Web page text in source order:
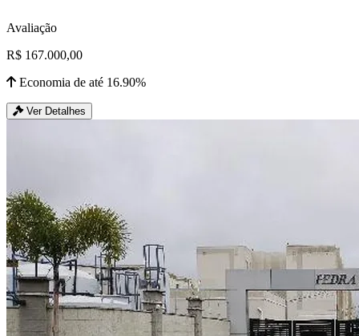
Avaliação
R$ 167.000,00
Economia de até 16.90%
Ver Detalhes